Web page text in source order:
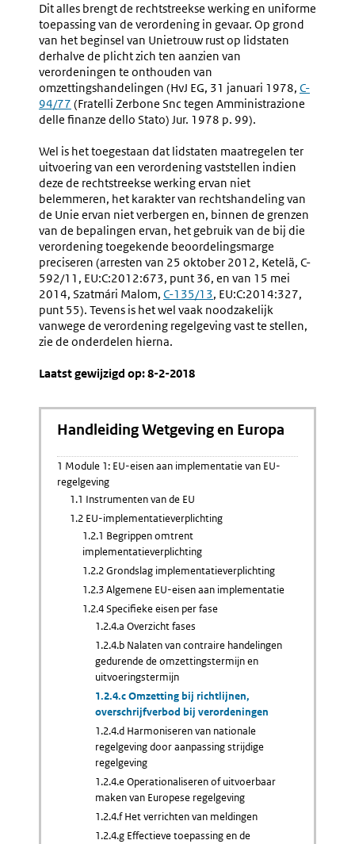
Dit alles brengt de rechtstreekse werking en uniforme
toepassing van de verordening in gevaar. Op grond
van het beginsel van Unietrouw rust op lidstaten
derhalve de plicht zich ten aanzien van
verordeningen te onthouden van
omzettingshandelingen (HvJ EG, 31 januari 1978, Externe
link:
C-
94/77 (Fratelli Zerbone Snc tegen Amministrazione
delle finanze dello Stato) Jur. 1978 p. 99).
Wel is het toegestaan dat lidstaten maatregelen ter
uitvoering van een verordening vaststellen indien
deze de rechtstreekse werking ervan niet
belemmeren, het karakter van rechtshandeling van
de Unie ervan niet verbergen en, binnen de grenzen
van de bepalingen ervan, het gebruik van de bij die
verordening toegekende beoordelingsmarge
preciseren (arresten van 25 oktober 2012, Ketelä, C-
592/11, EU:C:2012:673, punt 36, en van 15 mei
2014, Szatmári Malom, Externe
link:
C-135/13, EU:C:2014:327,
punt 55). Tevens is het wel vaak noodzakelijk
vanwege de verordening regelgeving vast te stellen,
zie de onderdelen hierna.
Laatst gewijzigd op: 8-2-2018
Handleiding Wetgeving en Europa
1 Module 1: EU-eisen aan implementatie van EU-
regelgeving
1.1 Instrumenten van de EU
1.2 EU-implementatieverplichting
1.2.1 Begrippen omtrent
implementatieverplichting
1.2.2 Grondslag implementatieverplichting
1.2.3 Algemene EU-eisen aan implementatie
1.2.4 Specifieke eisen per fase
1.2.4.a Overzicht fases
1.2.4.b Nalaten van contraire handelingen
gedurende de omzettingstermijn en
uitvoeringstermijn
1.2.4.c Omzetting bij richtlijnen,
overschrijfverbod bij verordeningen
1.2.4.d Harmoniseren van nationale
regelgeving door aanpassing strijdige
regelgeving
1.2.4.e Operationaliseren of uitvoerbaar
maken van Europese regelgeving
1.2.4.f Het verrichten van meldingen
1.2.4.g Effectieve toepassing en de